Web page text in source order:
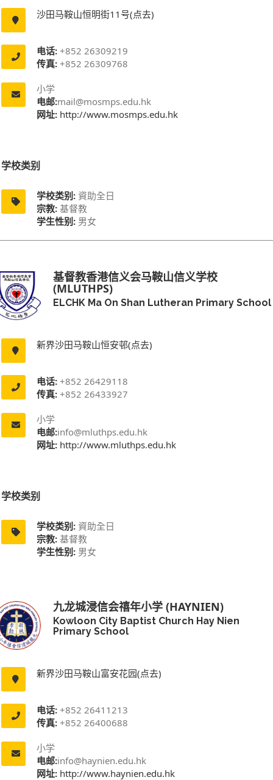
沙田马鞍山恒明街11号(点去)
电话: +852 26309219
传真: +852 26309768
小学
电邮:mail@mosmps.edu.hk
网址: http://www.mosmps.edu.hk
学校类别
学校类别: 資助全日
宗教: 基督教
学生性别: 男女
基督教香港信义会马鞍山信义学校
(MLUTHPS)
ELCHK Ma On Shan Lutheran Primary School
新界沙田马鞍山恒安邨(点去)
电话: +852 26429118
传真: +852 26433927
小学
电邮:info@mluthps.edu.hk
网址: http://www.mluthps.edu.hk
学校类别
学校类别: 資助全日
宗教: 基督教
学生性别: 男女
九龙城浸信会禧年小学 (HAYNIEN)
Kowloon City Baptist Church Hay Nien
Primary School
新界沙田马鞍山富安花园(点去)
电话: +852 26411213
传真: +852 26400688
小学
电邮:info@haynien.edu.hk
网址: http://www.haynien.edu.hk